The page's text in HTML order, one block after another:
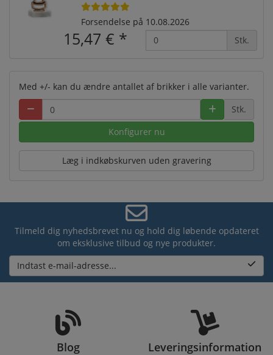
Forsendelse på 10.08.2026
15,47 € * Stk.
Med +/- kan du ændre antallet af brikker i alle varianter.
Stk.
Konfigurer nu
Læg i indkøbskurven uden gravering
Tilmeld dig nyhedsbrevet nu og hold dig løbende opdateret
om eksklusive tilbud og nye produkter.
Indtast e-mail-adresse...
Blog Leveringsinformation